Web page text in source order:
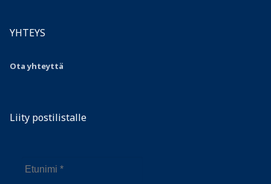
YHTEYS
Ota yhteyttä
Liity postilistalle